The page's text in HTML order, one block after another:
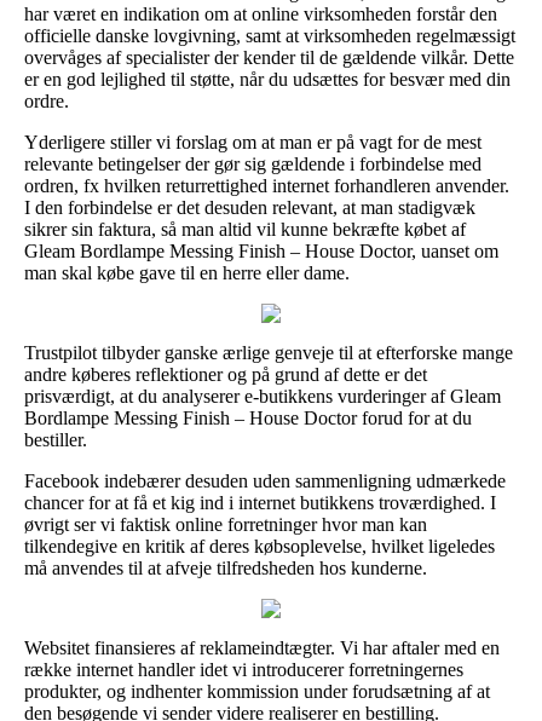
har været en indikation om at online virksomheden forstår den
officielle danske lovgivning, samt at virksomheden regelmæssigt
overvåges af specialister der kender til de gældende vilkår. Dette
er en god lejlighed til støtte, når du udsættes for besvær med din
ordre.
Yderligere stiller vi forslag om at man er på vagt for de mest
relevante betingelser der gør sig gældende i forbindelse med
ordren, fx hvilken returrettighed internet forhandleren anvender.
I den forbindelse er det desuden relevant, at man stadigvæk
sikrer sin faktura, så man altid vil kunne bekræfte købet af
Gleam Bordlampe Messing Finish – House Doctor, uanset om
man skal købe gave til en herre eller dame.
Trustpilot tilbyder ganske ærlige genveje til at efterforske mange
andre køberes reflektioner og på grund af dette er det
prisværdigt, at du analyserer e-butikkens vurderinger af Gleam
Bordlampe Messing Finish – House Doctor forud for at du
bestiller.
Facebook indebærer desuden uden sammenligning udmærkede
chancer for at få et kig ind i internet butikkens troværdighed. I
øvrigt ser vi faktisk online forretninger hvor man kan
tilkendegive en kritik af deres købsoplevelse, hvilket ligeledes
må anvendes til at afveje tilfredsheden hos kunderne.
Websitet finansieres af reklameindtægter. Vi har aftaler med en
række internet handler idet vi introducerer forretningernes
produkter, og indhenter kommission under forudsætning af at
den besøgende vi sender videre realiserer en bestilling.